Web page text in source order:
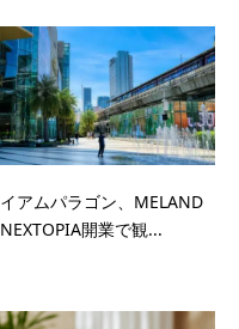
アムパラゴン、MELAND
開業で観...